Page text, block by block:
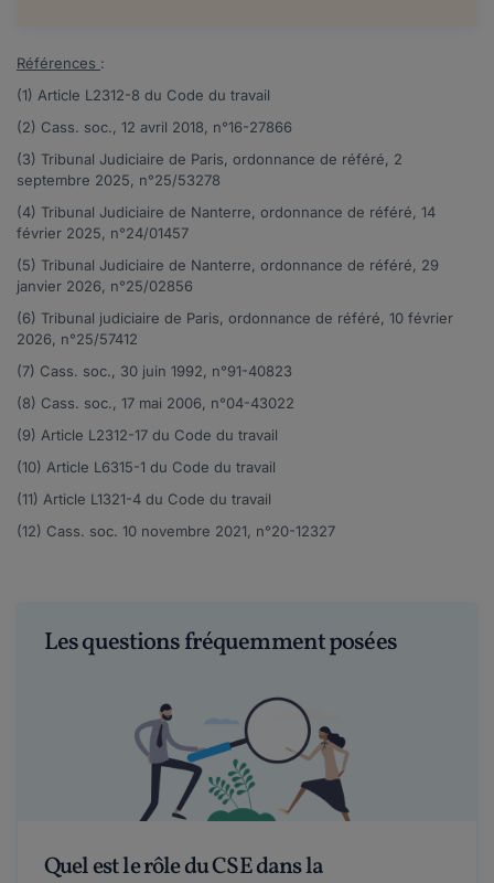
Références :
(1) Article L2312-8 du Code du travail
(2) Cass. soc., 12 avril 2018, n°16-27866
(3) Tribunal Judiciaire de Paris, ordonnance de référé, 2
septembre 2025, n°25/53278
(4) Tribunal Judiciaire de Nanterre, ordonnance de référé, 14
février 2025, n°24/01457
(5) Tribunal Judiciaire de Nanterre, ordonnance de référé, 29
janvier 2026, n°25/02856
(6) Tribunal judiciaire de Paris, ordonnance de référé, 10 février
2026, n°25/57412
(7) Cass. soc., 30 juin 1992, n°91-40823
(8) Cass. soc., 17 mai 2006, n°04-43022
(9) Article L2312-17 du Code du travail
(10) Article L6315-1 du Code du travail
(11) Article L1321-4 du Code du travail
(12) Cass. soc. 10 novembre 2021, n°20-12327
Les questions fréquemment posées
Quel est le rôle du CSE dans la